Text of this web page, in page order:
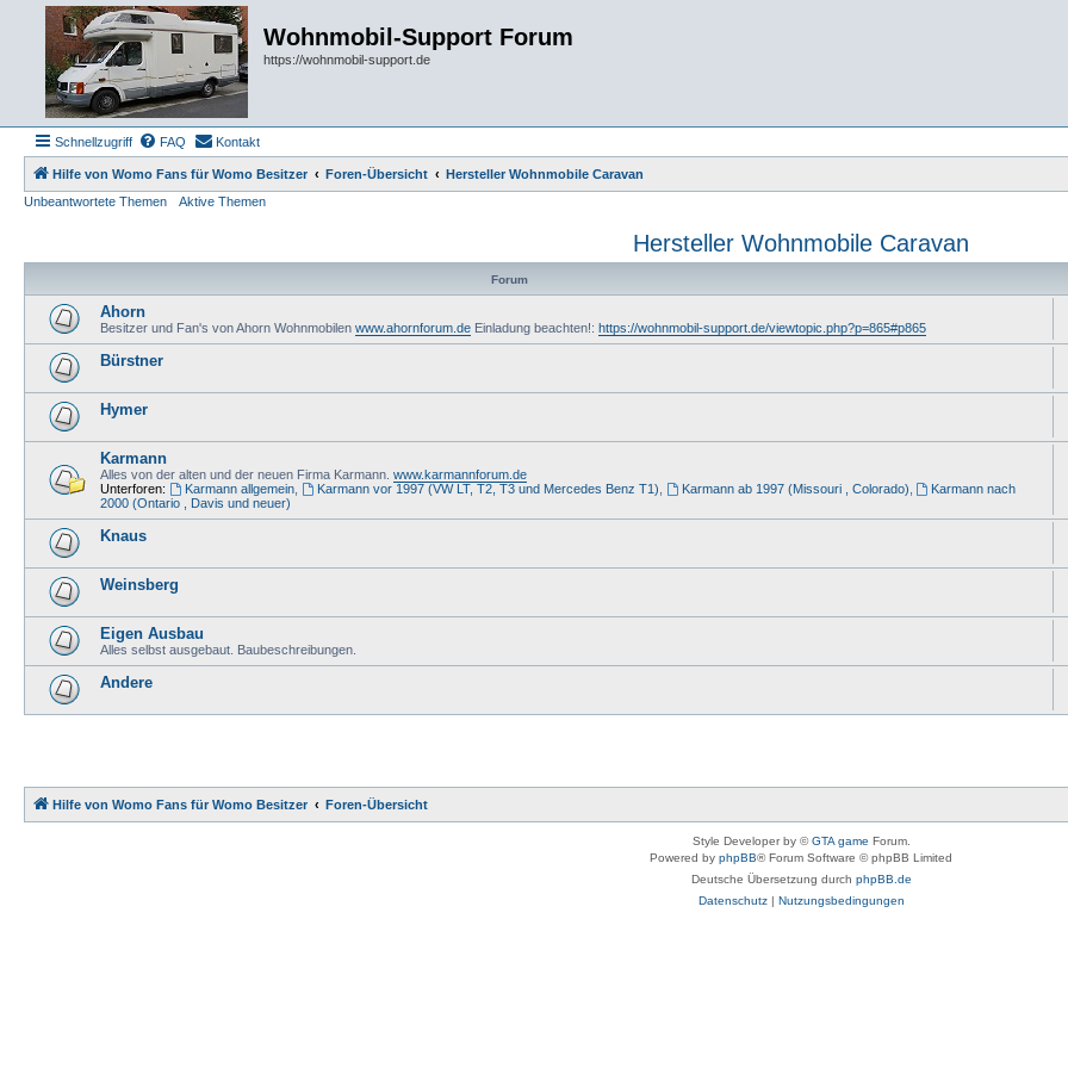
Wohnmobil-Support Forum
https://wohnmobil-support.de
Schnellzugriff FAQ Kontakt
Hilfe von Womo Fans für Womo Besitzer Foren-Übersicht
Hersteller Wohnmobile Caravan
Unbeantwortete Themen
Aktive Themen
Hersteller Wohnmobile Caravan
Forum
Ahorn
Besitzer und Fan's von Ahorn Wohnmobilen www.ahornforum.de Einladung beachten!: https://wohnmobil-support.de/viewtopic.php?p=865#p865
Bürstner
Hymer
Karmann
Alles von der alten und der neuen Firma Karmann. www.karmannforum.de
Unterforen:
Karmann allgemein, Karmann vor 1997 (VW LT, T2, T3 und Mercedes Benz T1) Karmann ab 1997 (Missouri , Colorado)
Karmann nach
2000 (Ontario , Davis und neuer)
Knaus
Weinsberg
Eigen Ausbau
Alles selbst ausgebaut. Baubeschreibungen.
Andere
Hilfe von Womo Fans für Womo Besitzer Foren-Übersicht
Style Developer by ©GTA game Forum.
Powered by phpBB® Forum Software © phpBB Limited
Deutsche Übersetzung durch phpBB.de
Datenschutz| Nutzungsbedingungen